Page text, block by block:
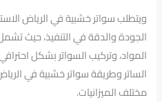
ويتطلب سواتر خشبية في الرياض
الجودة والدقة في التنفيذ، حيث
المواد، وتركيب السواتر بشكل
الساتر وطريقة سواتر خشبية في
مختلف الميزانيات.